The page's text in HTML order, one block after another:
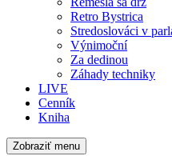
Retro Bystrica
Stredoslováci v
Výnimoční
Za dedinou
Záhady techniky
LIVE
Cenník
Kniha
Zobraziť menu